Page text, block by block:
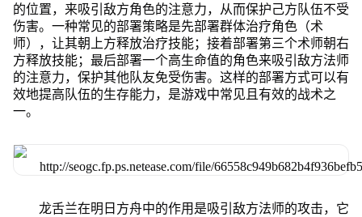
的位置，来吸引敌方角色的注意力，从而保护己方队伍不受
伤害。一种常见的部署策略是先部署群体治疗角色（术
师），让其朝上方释放治疗技能；接着部署第三个术师朝右
方释放技能；最后部署一个高生命值的角色来吸引敌方法师
的注意力，保护其他队友免受伤害。这样的部署方式可以有
效地提高队伍的生存能力，是游戏中常见且有效的战术之
一。
龙舌兰在明日方舟中的作用是吸引敌方法师的攻击，它